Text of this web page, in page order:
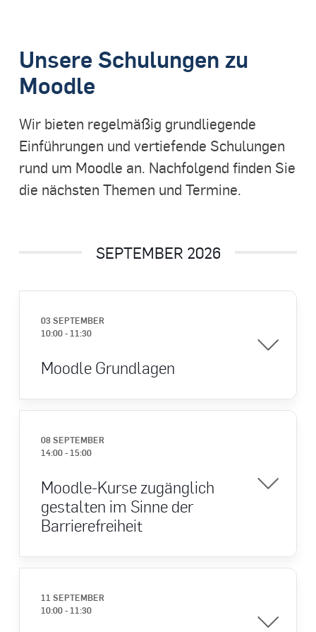
Unsere Schulungen zu
Moodle
Wir bieten regelmäßig grundliegende
Einführungen und vertiefende Schulungen
rund um Moodle an. Nachfolgend finden Sie
die nächsten Themen und Termine.
SEPTEMBER 2026
03 SEPTEMBER
10:00- 11:30
Moodle Grundlagen
08 SEPTEMBER
14:00- 15:00
Moodle-Kurse zugänglich
gestalten im Sinne der
Barrierefreiheit
11 SEPTEMBER
10:00- 11:30